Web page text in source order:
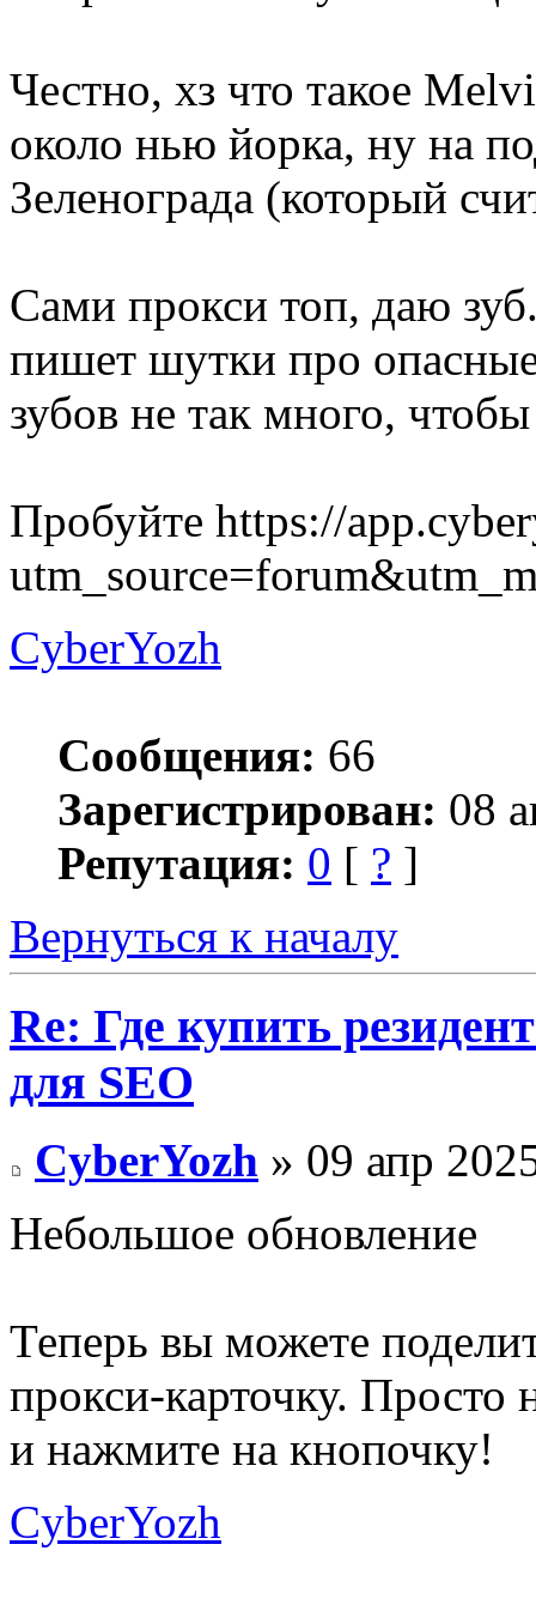
Честно, хз что такое
около нью йорка, ну на
Зеленограда (который
Сами прокси топ, даю
пишет шутки про
зубов не так много,
Пробуйте https://
CyberYozh
Сообщения: 66
Зарегистрирован: 08
Репутация: 0 [ ? ]
Вернуться к началу
Re: Где купить
для SEO
CyberYozh » 09 апр
Небольшое обновление
Теперь вы можете
прокси-карточку.
и нажмите на кнопочку!
CyberYozh